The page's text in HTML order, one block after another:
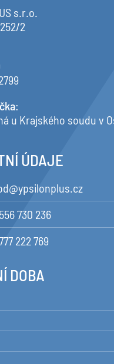
s.r.o.
2
:
u Krajského soudu v
ÚDAJE
730 236
222 769
DOBA